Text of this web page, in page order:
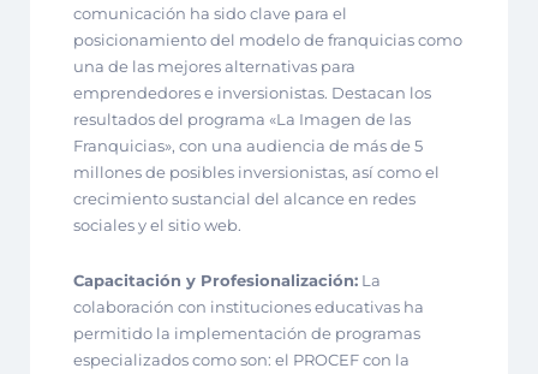
comunicación ha sido clave para el
posicionamiento del modelo de franquicias como
una de las mejores alternativas para
emprendedores e inversionistas. Destacan los
resultados del programa «La Imagen de las
Franquicias», con una audiencia de más de 5
millones de posibles inversionistas, así como el
crecimiento sustancial del alcance en redes
sociales y el sitio web.
Capacitación y Profesionalización: La
colaboración con instituciones educativas ha
permitido la implementación de programas
especializados como son: el PROCEF con la